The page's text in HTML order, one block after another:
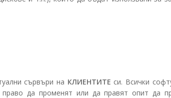
сървъри на КЛИЕНТИТЕ си. Всички
да променят или да правят опит да